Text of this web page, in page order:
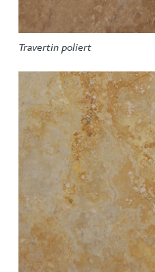
Travertin poliert